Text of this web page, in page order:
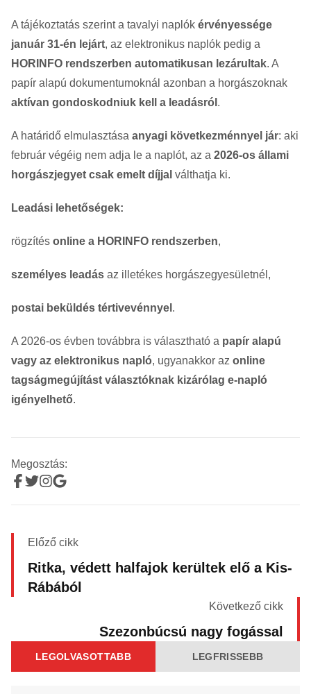
A tájékoztatás szerint a tavalyi naplók érvényessége
január 31-én lejárt, az elektronikus naplók pedig a
HORINFO rendszerben automatikusan lezárultak. A
papír alapú dokumentumoknál azonban a horgászoknak
aktívan gondoskodniuk kell a leadásról .
A határidő elmulasztása anyagi következménnyel jár: aki
február végéig nem adja le a naplót, az a 2026-os állami
horgászjegyet csak emelt díjjal válthatja ki.
Leadási lehetőségek:
rögzítés online a HORINFO rendszerben,
személyes leadás az illetékes horgászegyesületnél,
postai beküldés tértivevénnyel .
A 2026-os évben továbbra is választható a papír alapú
vagy az elektronikus napló, ugyanakkor az online
tagságmegújítást választóknak kizárólag e-napló
igényelhető.
Megosztás:
Előző cikk
Ritka, védett halfajok kerültek elő a Kis-
Rábából
Következő cikk
Szezonbúcsú nagy fogással
LEGOLVASOTTABB LEGFRISSEBB